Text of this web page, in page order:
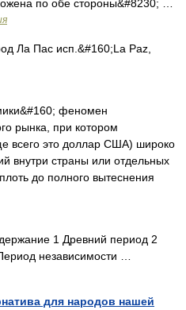
по обе стороны&#8230; …
Ла Пас исп.&#160;La Paz,
феномен
рынка, при котором
всего это доллар США) широко
внутри страны или отдельных
до полного вытеснения
1 Древний период 2
независимости …
для народов нашей